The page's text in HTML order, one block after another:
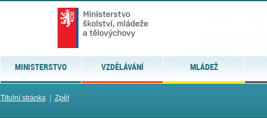
MINISTERSTVO VZDĚLÁVÁNÍ MLÁDEŽ
Titulní stránka| Zpět